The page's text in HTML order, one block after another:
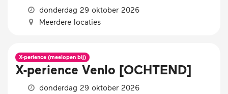
donderdag 29 oktober 2026
Meerdere locaties
X-perience (meelopen bij)
X-perience Venlo [OCHTEND]
donderdag 29 oktober 2026